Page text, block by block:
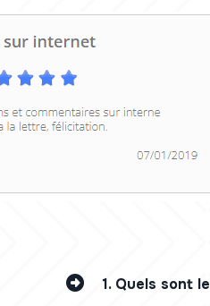
1. Quels sont